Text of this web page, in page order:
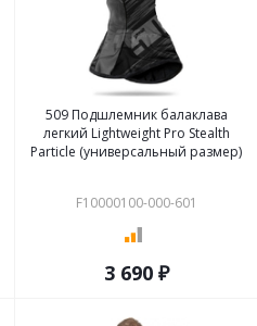
509 Подшлемник балаклава
легкий Lightweight Pro Stealth
Particle (универсальный размер)
F10000100-000-601
3 690 ₽